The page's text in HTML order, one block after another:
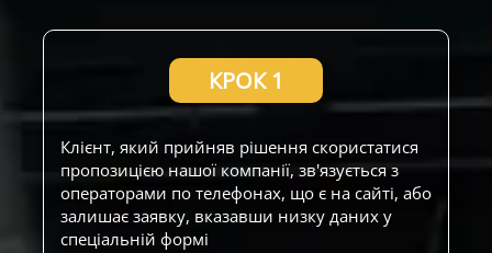
КРОК 1
Клієнт, який прийняв рішення скористатися
пропозицією нашої компанії, зв'язується з
операторами по телефонах, що є на сайті, або
залишає заявку, вказавши низку даних у
спеціальній формі